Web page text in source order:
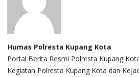
Humas Polresta Kupang Kota
Portal Berita Resmi Polresta Kupang
Kegiatan Polresta Kupang Kota dan